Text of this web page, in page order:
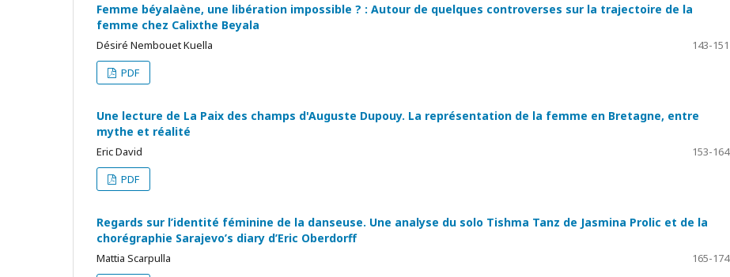
Femme béyalaène, une libération impossible ? : Autour de quelques controverses sur la trajectoire de la
femme chez Calixthe Beyala
Désiré Nembouet Kuella
143-151
PDF
Une lecture de La Paix des champs d'Auguste Dupouy. La représentation de la femme en Bretagne, entre
mythe et réalité
Eric David
153-164
PDF
Regards sur l’identité féminine de la danseuse. Une analyse du solo Tishma Tanz de Jasmina Prolic et de la
chorégraphie Sarajevo’s diary d’Eric Oberdorff
Mattia Scarpulla
165-174